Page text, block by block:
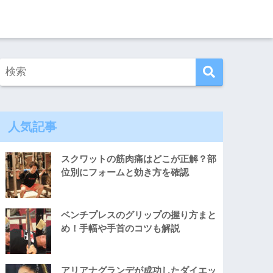
人気記事
スクワットの筋肉痛はどこが正解？部
位別にフォームと効き方を確認
ベンチプレスのグリップの握り方まと
め！手幅や手首のコツも解説
アリアナグランデが成功したダイエッ